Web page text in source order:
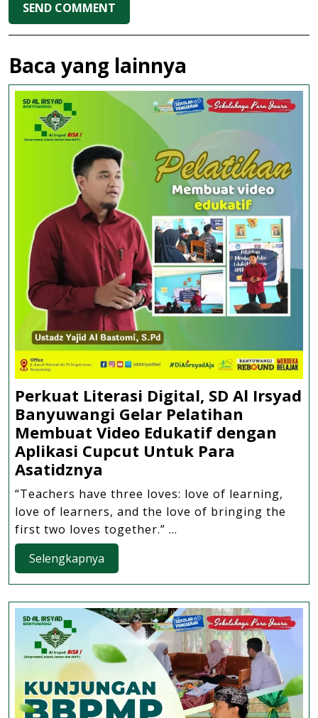
Baca yang lainnya
Perkuat Literasi Digital, SD Al Irsyad
Banyuwangi Gelar Pelatihan
Membuat Video Edukatif dengan
Aplikasi Cupcut Untuk Para
Asatidznya
Literasi
Digital,
SD
Al
Irsyad
Banyuwangi
Gelar
Pelatihan
Membuat
Video
Edukatif
dengan
Aplikasi
“Teachers have three loves: love of learning,
love of learners, and the love of bringing the
first two loves together.” ...
Selengkapnya